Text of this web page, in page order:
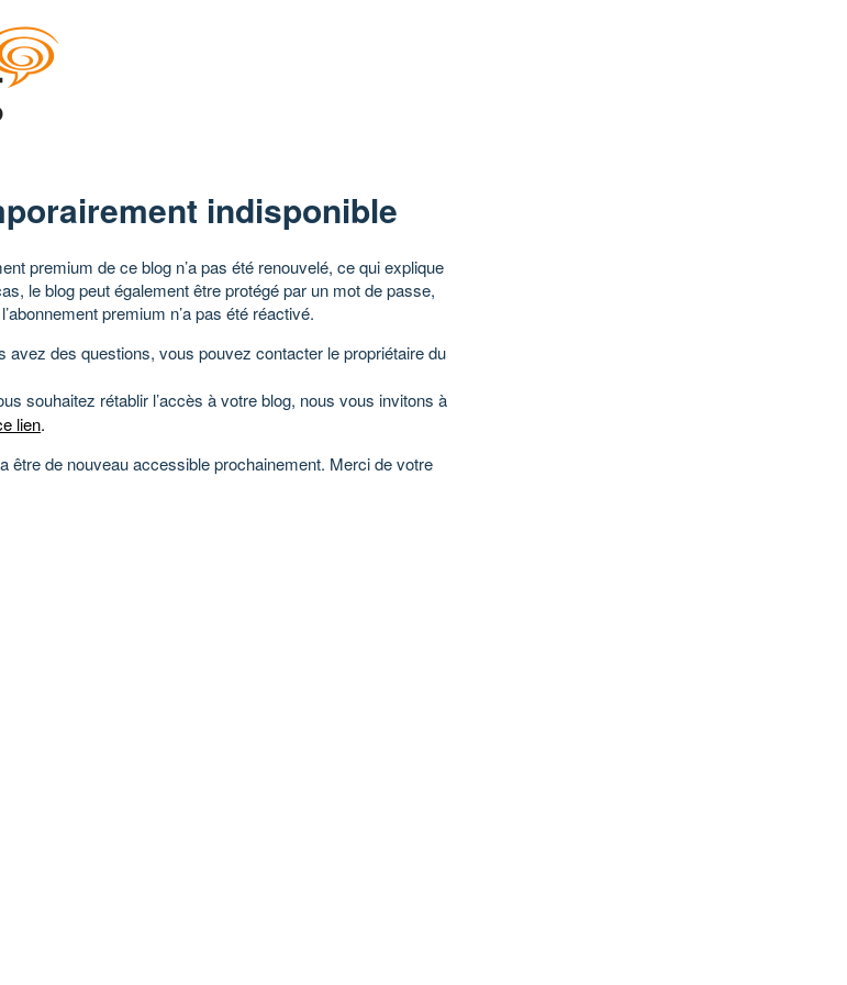
indisponible
premium de ce blog n’a pas été renouvelé, ce qui explique
le blog peut également être protégé par un mot de passe,
premium n’a pas été réactivé.
avez des questions, vous pouvez contacter le propriétaire du
souhaitez rétablir l’accès à votre blog, nous vous invitons à
lien.
être de nouveau accessible prochainement. Merci de votre